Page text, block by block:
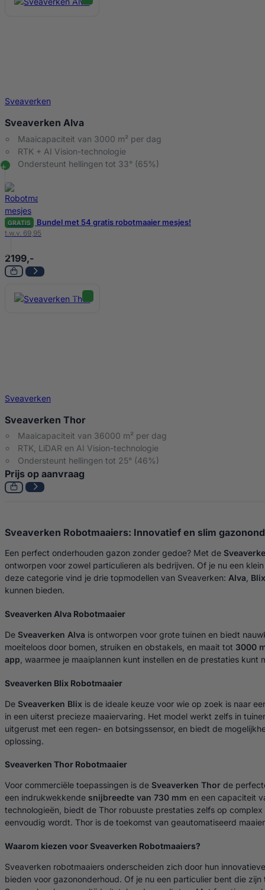
Sveaverken
Sveaverken Alva
Maaicapaciteit van 3000 m² per dag
RTK + AI Vision-technologie
Ondersteunt hellingen tot 33° (65%)
GRATIS Bundel met 54 gratis robotmaaier mesjes!
t.w.v. 69,95
2199,-
Sveaverken
Sveaverken Thor
Maaicapaciteit van 36000 m² per dag
RTK, LiDAR en AI Vision-technologie
Ondersteunt hellingen tot 25° (46%)
Prijs op aanvraag
Sveaverken Robotmaaiers: Innovatief en slim
Een perfect onderhouden gazon zonder gedoe? Met de
ontworpen voor zowel particulieren als bedrijven. Of je nu een
deze categorie vind je drie topmodellen van Sveaverken: Alva, Blix
kunnen bieden.
Sveaverken Alva Robotmaaier
De Sveaverken Alva is ontworpen voor grote tuinen en biedt
moeiteloos door bomen, struiken en obstakels, en maait tot 3000
app , waarmee je maaiplannen kunt instellen en de prestaties
Sveaverken Blix Robotmaaier
De Sveaverken Blix is de ideale keuze voor wie op zoek is naar
in een uiterst precieze maaiervaring. Het model werkt zelfs in
uitgerust met een regen- en botsingssensor, en biedt de
oplossing.
Sveaverken Thor Robotmaaier
Voor commerciële toepassingen is de Sveaverken Thor de
een indrukwekkende snijbreedte van 730 mm en een capaciteit
technologieën, biedt de Thor robuuste prestaties zelfs op
eenvoudig wordt. Thor is de toekomst van geautomatiseerd
Waarom kiezen voor Sveaverken Robotmaaiers?
Sveaverken robotmaaiers onderscheiden zich door hun
bieden voor gazononderhoud. Of je nu een particulier bent die